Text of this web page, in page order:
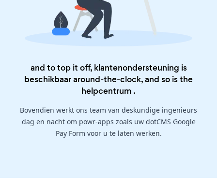
and to top it off, klantenondersteuning is
beschikbaar around-the-clock, and so is the
helpcentrum .
Bovendien werkt ons team van deskundige ingenieurs
dag en nacht om powr-apps zoals uw dotCMS Google
Pay Form voor u te laten werken.